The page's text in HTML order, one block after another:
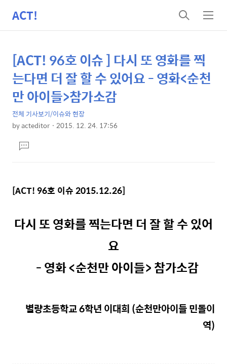
ACT!
검
색
메
뉴
상
세
컨
텐
츠
본
문
제
목
[ACT! 96호 이슈 ] 다시 또 영화를 찍
는다면 더 잘 할 수 있어요 - 영화<순천
만 아이들>참가소감
전체 기사보기/이슈와 현장
byacteditor 2015. 12. 24. 17:56
문댓
글
[ACT! 96호 이슈 2015.12.26]
다시 또 영화를 찍는다면 더 잘 할 수 있어
요
- 영화<순천만 아이들> 참가소감
별량초등학교 6학년 이대희 (순천만아이들 민돌이
역)